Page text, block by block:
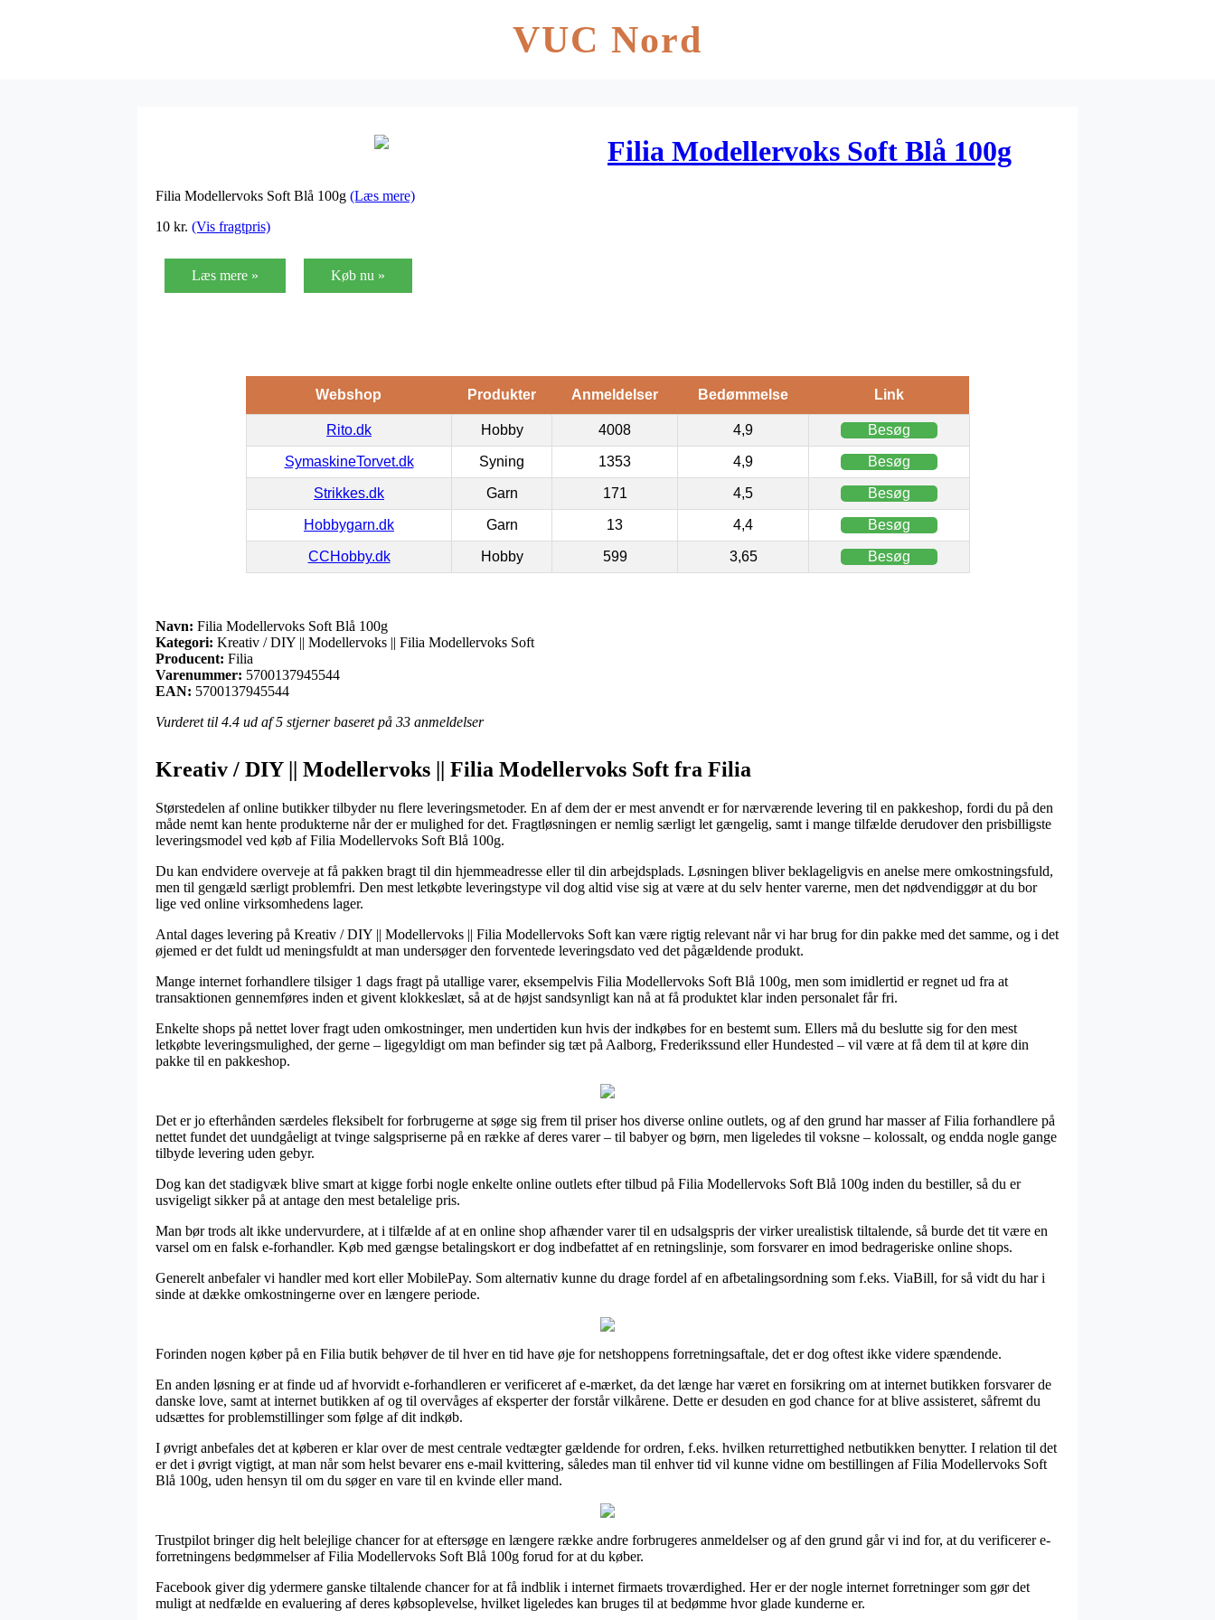
VUC Nord
Filia Modellervoks Soft Blå 100g
Filia Modellervoks Soft Blå 100g (Læs mere)
10 kr. (Vis fragtpris)
Læs mere » Køb nu »
Webshop Produkter Anmeldelser Bedømmelse Link
Rito.dk Hobby 4008 4,9 Besøg
SymaskineTorvet.dk Syning 1353 4,9 Besøg
Strikkes.dk Garn 171 4,5 Besøg
Hobbygarn.dk Garn 13 4,4 Besøg
CCHobby.dk Hobby 599 3,65 Besøg
Navn: Filia Modellervoks Soft Blå 100g
Kategori: Kreativ / DIY || Modellervoks || Filia Modellervoks Soft
Producent: Filia
Varenummer: 5700137945544
EAN: 5700137945544
Vurderet til 4.4 ud af 5 stjerner baseret på 33 anmeldelser
Kreativ / DIY || Modellervoks || Filia Modellervoks Soft fra Filia
Størstedelen af online butikker tilbyder nu flere leveringsmetoder. En af dem der er mest anvendt er for nærværende levering til en pakkeshop, fordi du på den
måde nemt kan hente produkterne når der er mulighed for det. Fragtløsningen er nemlig særligt let gængelig, samt i mange tilfælde derudover den prisbilligste
leveringsmodel ved køb af Filia Modellervoks Soft Blå 100g.
Du kan endvidere overveje at få pakken bragt til din hjemmeadresse eller til din arbejdsplads. Løsningen bliver beklageligvis en anelse mere omkostningsfuld,
men til gengæld særligt problemfri. Den mest letkøbte leveringstype vil dog altid vise sig at være at du selv henter varerne, men det nødvendiggør at du bor
lige ved online virksomhedens lager.
Antal dages levering på Kreativ / DIY || Modellervoks || Filia Modellervoks Soft kan være rigtig relevant når vi har brug for din pakke med det samme, og i det
øjemed er det fuldt ud meningsfuldt at man undersøger den forventede leveringsdato ved det pågældende produkt.
Mange internet forhandlere tilsiger 1 dags fragt på utallige varer, eksempelvis Filia Modellervoks Soft Blå 100g, men som imidlertid er regnet ud fra at
transaktionen gennemføres inden et givent klokkeslæt, så at de højst sandsynligt kan nå at få produktet klar inden personalet får fri.
Enkelte shops på nettet lover fragt uden omkostninger, men undertiden kun hvis der indkøbes for en bestemt sum. Ellers må du beslutte sig for den mest
letkøbte leveringsmulighed, der gerne – ligegyldigt om man befinder sig tæt på Aalborg, Frederikssund eller Hundested – vil være at få dem til at køre din
pakke til en pakkeshop.
Det er jo efterhånden særdeles fleksibelt for forbrugerne at søge sig frem til priser hos diverse online outlets, og af den grund har masser af Filia forhandlere på
nettet fundet det uundgåeligt at tvinge salgspriserne på en række af deres varer – til babyer og børn, men ligeledes til voksne – kolossalt, og endda nogle gange
tilbyde levering uden gebyr.
Dog kan det stadigvæk blive smart at kigge forbi nogle enkelte online outlets efter tilbud på Filia Modellervoks Soft Blå 100g inden du bestiller, så du er
usvigeligt sikker på at antage den mest betalelige pris.
Man bør trods alt ikke undervurdere, at i tilfælde af at en online shop afhænder varer til en udsalgspris der virker urealistisk tiltalende, så burde det tit være en
varsel om en falsk e-forhandler. Køb med gængse betalingskort er dog indbefattet af en retningslinje, som forsvarer en imod bedrageriske online shops.
Generelt anbefaler vi handler med kort eller MobilePay. Som alternativ kunne du drage fordel af en afbetalingsordning som f.eks. ViaBill, for så vidt du har i
sinde at dække omkostningerne over en længere periode.
Forinden nogen køber på en Filia butik behøver de til hver en tid have øje for netshoppens forretningsaftale, det er dog oftest ikke videre spændende.
En anden løsning er at finde ud af hvorvidt e-forhandleren er verificeret af e-mærket, da det længe har været en forsikring om at internet butikken forsvarer de
danske love, samt at internet butikken af og til overvåges af eksperter der forstår vilkårene. Dette er desuden en god chance for at blive assisteret, såfremt du
udsættes for problemstillinger som følge af dit indkøb.
I øvrigt anbefales det at køberen er klar over de mest centrale vedtægter gældende for ordren, f.eks. hvilken returrettighed netbutikken benytter. I relation til det
er det i øvrigt vigtigt, at man når som helst bevarer ens e-mail kvittering, således man til enhver tid vil kunne vidne om bestillingen af Filia Modellervoks Soft
Blå 100g, uden hensyn til om du søger en vare til en kvinde eller mand.
Trustpilot bringer dig helt belejlige chancer for at eftersøge en længere række andre forbrugeres anmeldelser og af den grund går vi ind for, at du verificerer e-
forretningens bedømmelser af Filia Modellervoks Soft Blå 100g forud for at du køber.
Facebook giver dig ydermere ganske tiltalende chancer for at få indblik i internet firmaets troværdighed. Her er der nogle internet forretninger som gør det
muligt at nedfælde en evaluering af deres købsoplevelse, hvilket ligeledes kan bruges til at bedømme hvor glade kunderne er.